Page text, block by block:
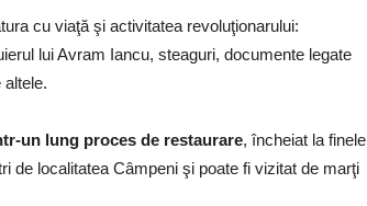
cu viaţă şi activitatea revoluţionarului:
lui Avram Iancu, steaguri, documente legate
un lung proces de restaurare, încheiat la finele
de localitatea Câmpeni şi poate fi vizitat de marţi